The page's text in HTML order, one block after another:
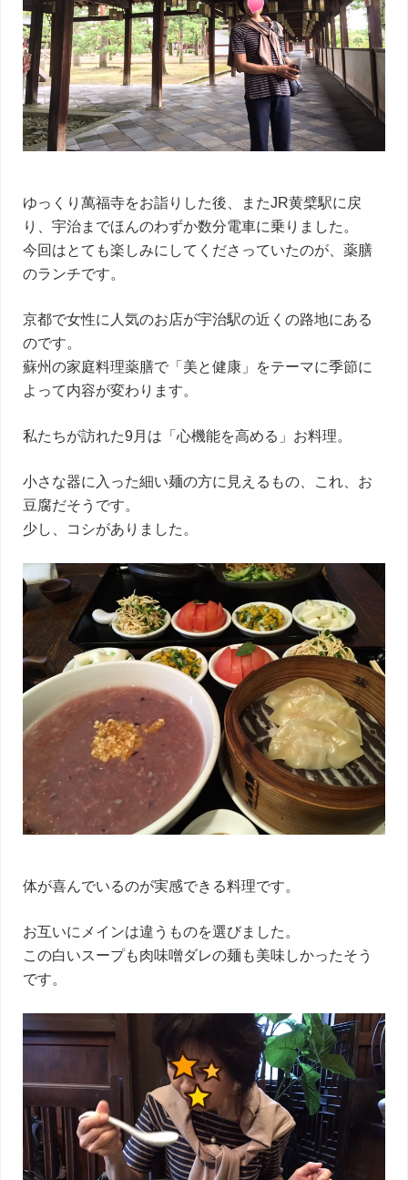
ゆっくり萬福寺をお詣りした後、またJR黄檗駅に戻
り、宇治までほんのわずか数分電車に乗りました。
今回はとても楽しみにしてくださっていたのが、薬膳
のランチです。
京都で女性に人気のお店が宇治駅の近くの路地にある
のです。
蘇州の家庭料理薬膳で「美と健康」をテーマに季節に
よって内容が変わります。
私たちが訪れた9月は「心機能を高める」お料理。
小さな器に入った細い麺の方に見えるもの、これ、お
豆腐だそうです。
少し、コシがありました。
体が喜んでいるのが実感できる料理です。
お互いにメインは違うものを選びました。
この白いスープも肉味噌ダレの麺も美味しかったそう
です。